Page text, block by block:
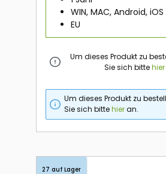
WIN, MAC, Android, iOS
EU
Um dieses Produkt zu
Sie sich bittehier
Um dieses Produkt zu
Sie sich bittehieran.
27 auf Lager